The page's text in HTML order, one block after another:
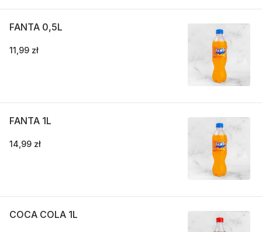
FANTA 0,5L
11,99 zł
FANTA 1L
14,99 zł
COCA COLA 1L